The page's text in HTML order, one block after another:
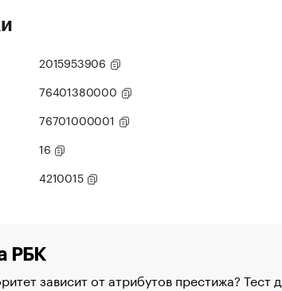
2015953906
76401380000
76701000001
16
4210015
РБК
зависит от атрибутов престижа? Тест